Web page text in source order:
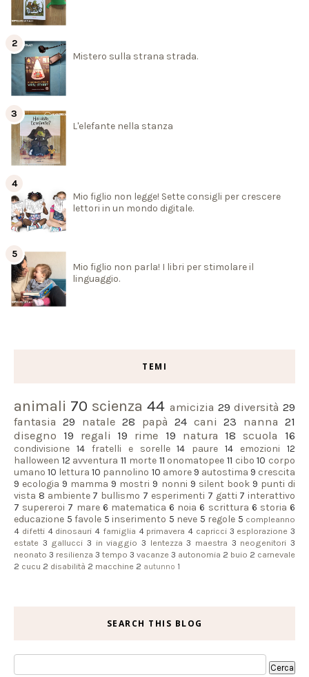
Mistero sulla strana strada.
L'elefante nella stanza
Mio figlio non legge! Sette consigli per crescere
lettori in un mondo digitale.
Mio figlio non parla! I libri per stimolare il
linguaggio.
TEMI
animali 70 scienza 44 amicizia 29 diversità 29
fantasia
29 natale 28 papà 24 cani 23 nanna 21
disegno
19 regali 19 rime 19 natura 18 scuola 16
condivisione 14 fratelli e sorelle 14 paure 14 emozioni
12
halloween 12 avventura 11 morte 11 onomatopee 11 cibo 10 corpo
umano 10 lettura 10 pannolino 10 amore 9 autostima 9 crescita
9 ecologia 9 mamma 9 mostri 9 nonni 9 silent book 9 punti di
vista 8 ambiente 7 bullismo 7 esperimenti 7 gatti 7 interattivo
7 supereroi 7 mare 6 matematica 6 noia 6 scrittura 6 storia 6
educazione 5 favole 5 inserimento 5 neve 5 regole 5 compleanno
4 difetti 4 dinosauri 4 famiglia 4 primavera 4 capricci 3 esplorazione 3
estate 3 gallucci 3 in viaggio 3 lentezza 3 maestra 3 neogenitori 3
neonato 3 resilienza 3 tempo 3 vacanze 3 autonomia 2 buio 2 carnevale
2 cucu 2 disabilità 2 macchine 2 autunno 1
SEARCH THIS BLOG